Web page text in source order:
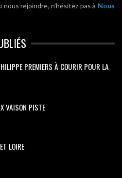
rejoindre, n'hésitez pas à Nous
PREMIERS À COURIR POUR LA
VAISON PISTE
LOIRE